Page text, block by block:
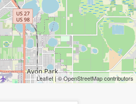
Leaflet| ©OpenStreetMapcontributors